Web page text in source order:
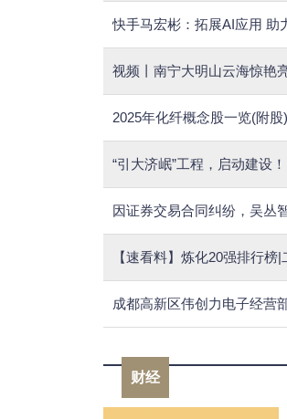
快手马宏彬：拓展AI应用 助
视频丨南宁大明山云海惊艳
2025年化纤概念股一览(附
“引大济岷”工程，启动建设
因证券交易合同纠纷，吴丛
【速看料】炼化20强排行榜
成都高新区伟创力电子经营
财经